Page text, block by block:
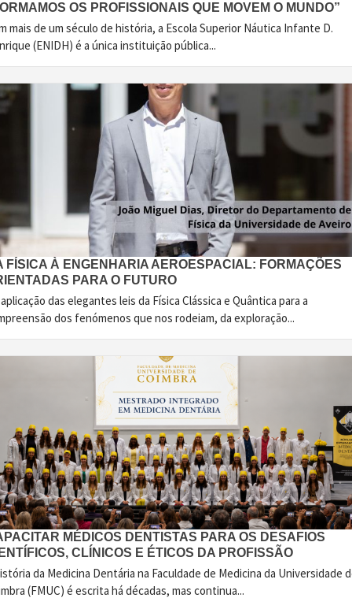
OS PROFISSIONAIS QUE MOVEM O MUNDO”
mais de um século de história, a Escola Superior Náutica Infante D.
(ENIDH) é a única instituição pública...
FÍSICA À ENGENHARIA AEROESPACIAL: FORMAÇÕES
PARA O FUTURO
das elegantes leis da Física Clássica e Quântica para a
dos fenómenos que nos rodeiam, da exploração...
MÉDICOS DENTISTAS PARA OS DESAFIOS
CLÍNICOS E ÉTICOS DA PROFISSÃO
da Medicina Dentária na Faculdade de Medicina da Universidade
(FMUC) é escrita há décadas, mas continua...